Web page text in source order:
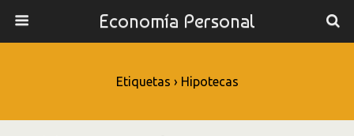
Economía Personal
Etiquetas › Hipotecas